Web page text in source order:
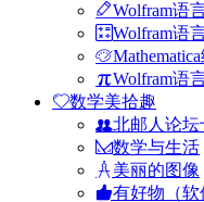
Wolfram语
Wolfram语
Wolfram语
数学美拾趣
北邮人论坛
数学与生活
美丽的图像
有好物（软